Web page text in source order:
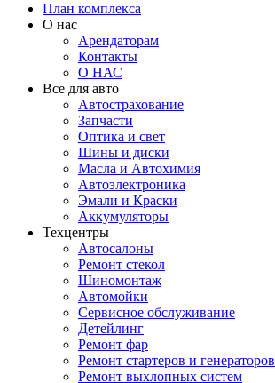
План комплекса
О нас
Арендаторам
Контакты
О НАС
Все для авто
Автострахование
Запчасти
Оптика и свет
Шины и диски
Масла и Автохимия
Автоэлектроника
Эмали и Краски
Аккумуляторы
Техцентры
Автосалоны
Ремонт стекол
Шиномонтаж
Автомойки
Сервисное обслуживание
Детейлинг
Ремонт фар
Ремонт стартеров и генераторов
Ремонт выхлопных систем